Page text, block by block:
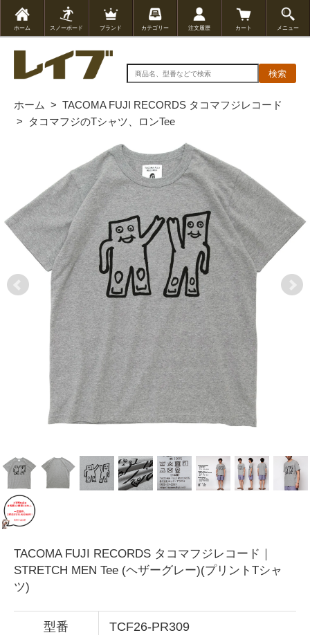
ホーム スノーボード ブランド カテゴリー 注文履歴 カート メニュー
検索
ホーム > TACOMA FUJI RECORDS タコマフジレコード
>
タコマフジのTシャツ、ロンTee
TACOMA FUJI RECORDS タコマフジレコード｜
STRETCH MEN Tee (ヘザーグレー)(プリントTシャ
ツ)
型番 TCF26-PR309